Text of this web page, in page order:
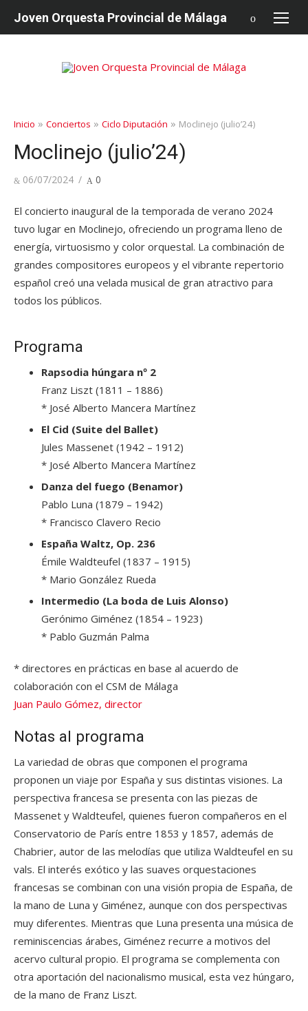
Joven Orquesta Provincial de Málaga
Inicio » Conciertos » Ciclo Diputación » Moclinejo (julio’24)
Moclinejo (julio’24)
Publicado
06/07/2024 0
El concierto inaugural de la temporada de verano 2024
tuvo lugar en Moclinejo, ofreciendo un programa lleno de
energía, virtuosismo y color orquestal. La combinación de
grandes compositores europeos y el vibrante repertorio
español creó una velada musical de gran atractivo para
todos los públicos.
Programa
Rapsodia húngara nº 2
Franz Liszt (1811 – 1886)
* José Alberto Mancera Martínez
El Cid (Suite del Ballet)
Jules Massenet (1942 – 1912)
* José Alberto Mancera Martínez
Danza del fuego (Benamor)
Pablo Luna (1879 – 1942)
* Francisco Clavero Recio
España Waltz, Op. 236
Émile Waldteufel (1837 – 1915)
* Mario González Rueda
Intermedio (La boda de Luis Alonso)
Gerónimo Giménez (1854 – 1923)
* Pablo Guzmán Palma
* directores en prácticas en base al acuerdo de
colaboración con el CSM de Málaga
Juan Paulo Gómez, director
Notas al programa
La variedad de obras que componen el programa
proponen un viaje por España y sus distintas visiones. La
perspectiva francesa se presenta con las piezas de
Massenet y Waldteufel, quienes fueron compañeros en el
Conservatorio de París entre 1853 y 1857, además de
Chabrier, autor de las melodías que utiliza Waldteufel en su
vals. El interés exótico y las suaves orquestaciones
francesas se combinan con una visión propia de España, de
la mano de Luna y Giménez, aunque con dos perspectivas
muy diferentes. Mientras que Luna presenta una música de
reminiscencias árabes, Giménez recurre a motivos del
acervo cultural propio. El programa se complementa con
otra aportación del nacionalismo musical, esta vez húngaro,
de la mano de Franz Liszt.